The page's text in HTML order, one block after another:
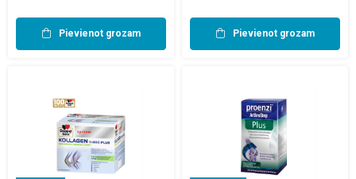
Pievienot grozam Pievienot grozam